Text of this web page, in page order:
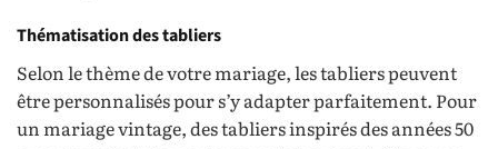
Thématisation des tabliers
Selon le thème de votre mariage, les tabliers peuvent
être personnalisés pour s’y adapter parfaitement. Pour
un mariage vintage, des tabliers inspirés des années 50